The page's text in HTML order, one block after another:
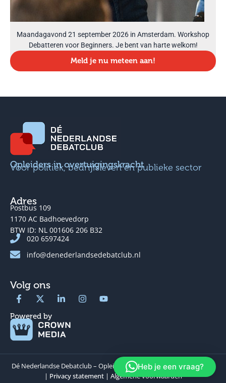
Maandagavond 21 september 2026 in Amsterdam. Workshop
Debatteren voor Beginners. Je bent van harte welkom!
Meld je nu meteen aan!
Opleiders in overtuigingskracht
Voor politiek, bedrijfsleven en publieke sector
Adres
Postbus 109
1170 AC Badhoevedorp
BTW ID: NL 001606 206 B32
020 6597424
info@denederlandsedebatclub.nl
Volg ons
Powered by
Dé Nederlandse Debatclub – Opleiders in overtuigingskracht © 2026
| Privacy statement| Algemene voorwaarden
Heb je een vraag?